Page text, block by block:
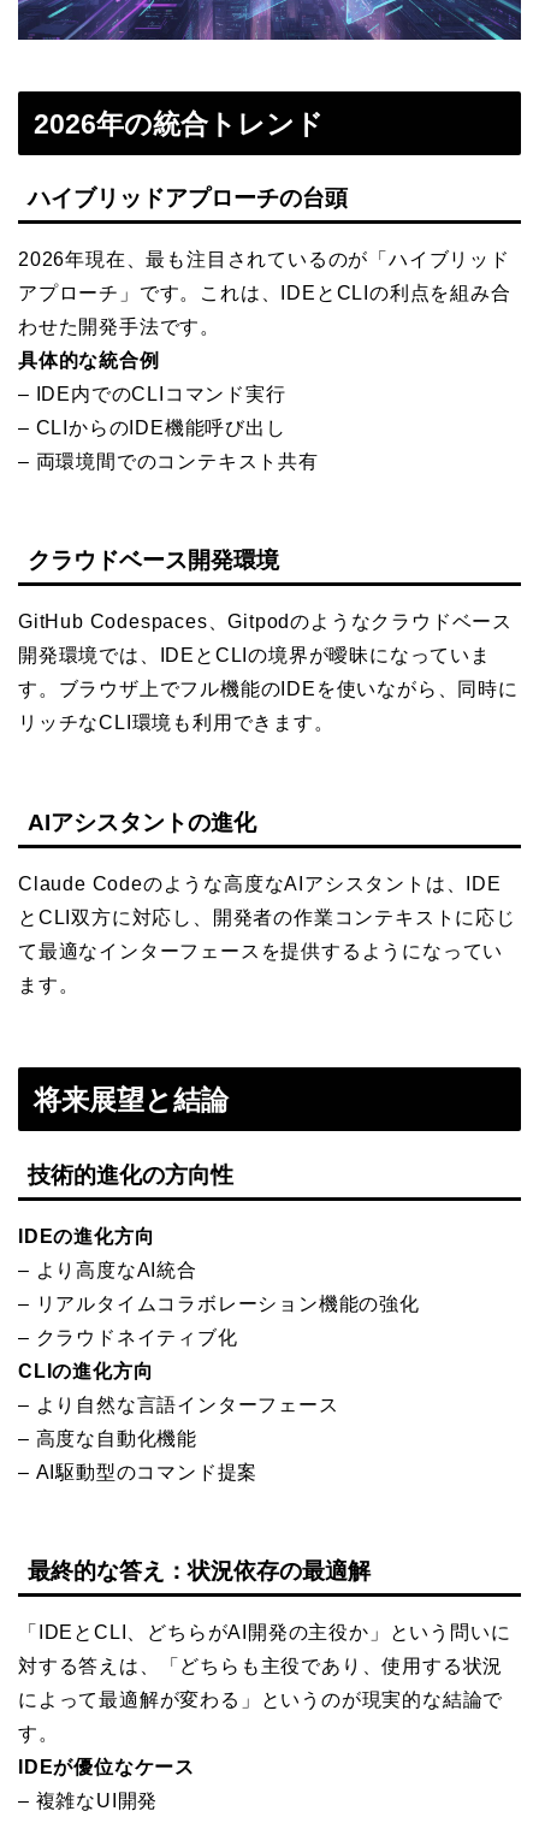
2026年の統合トレンド
ハイブリッドアプローチの台頭
2026年現在、最も注目されているのが「ハイブリッド
アプローチ」です。これは、IDEとCLIの利点を組み合
わせた開発手法です。
具体的な統合例
– IDE内でのCLIコマンド実行
– CLIからのIDE機能呼び出し
– 両環境間でのコンテキスト共有
クラウドベース開発環境
GitHub Codespaces、Gitpodのようなクラウドベース
開発環境では、IDEとCLIの境界が曖昧になっていま
す。ブラウザ上でフル機能のIDEを使いながら、同時に
リッチなCLI環境も利用できます。
AIアシスタントの進化
Claude Codeのような高度なAIアシスタントは、IDE
とCLI双方に対応し、開発者の作業コンテキストに応じ
て最適なインターフェースを提供するようになってい
ます。
将来展望と結論
技術的進化の方向性
IDEの進化方向
– より高度なAI統合
– リアルタイムコラボレーション機能の強化
– クラウドネイティブ化
CLIの進化方向
– より自然な言語インターフェース
– 高度な自動化機能
– AI駆動型のコマンド提案
最終的な答え：状況依存の最適解
「IDEとCLI、どちらがAI開発の主役か」という問いに
対する答えは、「どちらも主役であり、使用する状況
によって最適解が変わる」というのが現実的な結論で
す。
IDEが優位なケース
– 複雑なUI開発